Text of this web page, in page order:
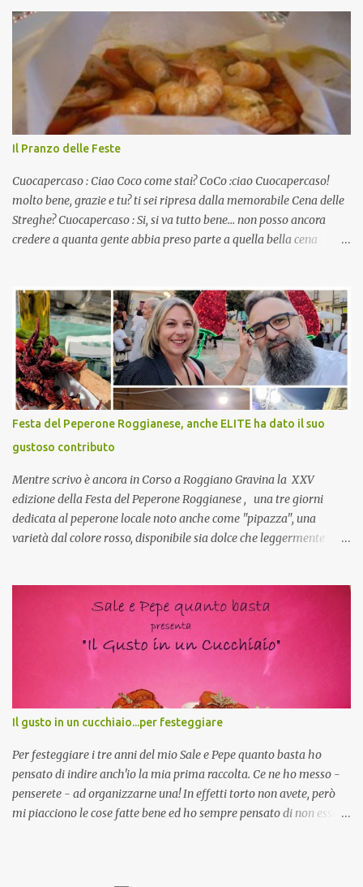
Il Pranzo delle Feste
Cuocapercaso : Ciao Coco come stai? CoCo :ciao Cuocapercaso!
molto bene, grazie e tu? ti sei ripresa dalla memorabile Cena delle
Streghe? Cuocapercaso : Si, si va tutto bene… non posso ancora
credere a quanta gente abbia preso parte a quella bella cena
pranzo, racconta un po'! Perchè io avrò ospiti e cerco degli spunti...
Cuocapercaso : A dire il vero domenica prossima non preparo
nulla perché vado al Pranzo Aziendale di fine anno organizzato dai
mie capi! CoCo : Pranzo aziendale? Una bella idea! Cuocapercaso :
si, è un modo per riunirsi tutti a fine anno e tirare le somme…
naturalmente mangiando tutti insieme, con grande convivialità!
CoCo : è naturale il cibo, come sappiamo bene, funziona spesso da
collante e anche nel lavoro riesce a creare spesso l’ambiente
favorevole per molte belle opportunità, non trovi? Cuocapercaso :
Si, concordo! …addirittura si dice...
Festa del Peperone Roggianese, anche ELITE ha dato il suo
gustoso contributo
Mentre scrivo è ancora in Corso a Roggiano Gravina la XXV
edizione della Festa del Peperone Roggianese , una tre giorni
dedicata al peperone locale noto anche come "pipazza", una
varietà dal colore rosso, disponibile sia dolce che leggermente
(Pat) della Calabria. Un ingrediente versatile in cucina, utilizzato
fresco o essiccato in ricette della tradizione o in piatti innovativi.
Durante la prima serata dell'evento abbiamo avuto prova della
versatilità di questo ingrediente durante il "2° Concorso
Gastronomico di piatti a base di peperone Roggianese" ideato da
Gina Santagata , presidente dell'associazione Mongolfiera, che ha
visto coinvolte tante associazioni attive sul territorio che hanno
voluto partecipare presentando un loro piatto a base di peperone.
Da giurata del concorso insieme agli chef Francesco Luci e ...
Il gusto in un cucchiaio...per festeggiare
Per festeggiare i tre anni del mio Sale e Pepe quanto basta ho
pensato di indire anch'io la mia prima raccolta. Ce ne ho messo -
penserete - ad organizzarne una! In effetti torto non avete, però
mi piacciono le cose fatte bene ed ho sempre pensato di non essere